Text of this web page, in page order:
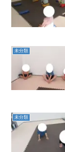
未分類
未分類